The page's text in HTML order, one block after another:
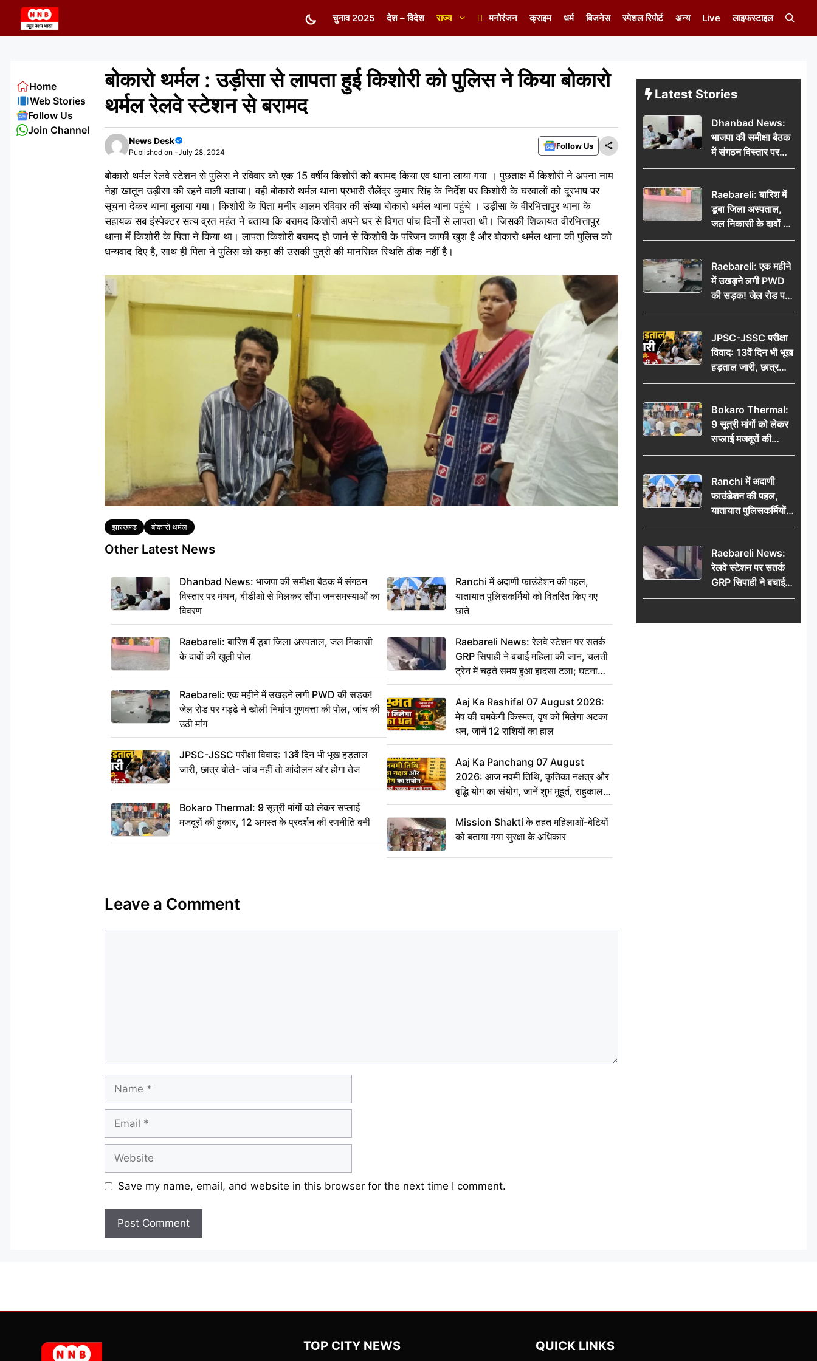
content
चुनाव 2025 देश – विदेश राज्य मनोरंजन क्राइम धर्म बिजनेस स्पेशल रिपोर्ट अन्य Live लाइफस्टाइल
बोकारो थर्मल : उड़ीसा से लापता हुई किशोरी को पुलिस ने किया बोकारो
थर्मल रेलवे स्टेशन से बरामद
News Desk
Published on -July 28, 2024
Follow Us
बोकारो थर्मल रेलवे स्टेशन से पुलिस ने रविवार को एक 15 वर्षीय किशोरी को बरामद किया एव थाना लाया गया । पुछताक्ष में किशोरी ने अपना नाम
नेहा खातून उड़ीसा की रहने वाली बताया। वही बोकारो थर्मल थाना प्रभारी सैलेंद्र कुमार सिंह के निर्देश पर किशोरी के घरवालों को दूरभाष पर
सूचना देकर थाना बुलाया गया। किशोरी के पिता मनीर आलम रविवार की संध्या बोकारो थर्मल थाना पहुंचे । उड़ीसा के वीरभित्तापुर थाना के
सहायक सब इंस्पेक्टर सत्य व्रत महंत ने बताया कि बरामद किशोरी अपने घर से विगत पांच दिनों से लापता थी। जिसकी शिकायत वीरभित्तापुर
थाना में किशोरी के पिता ने किया था। लापता किशोरी बरामद हो जाने से किशोरी के परिजन काफी खुश है और बोकारो थर्मल थाना की पुलिस को
धन्यवाद दिए है, साथ ही पिता ने पुलिस को कहा की उसकी पुत्री की मानसिक स्थिति ठीक नहीं है।
Tags
झारखण्ड बोकारो थर्मल
Other Latest News
Dhanbad News: भाजपा की समीक्षा बैठक में संगठन
विस्तार पर मंथन, बीडीओ से मिलकर सौंपा जनसमस्याओं का
विवरण
Raebareli: बारिश में डूबा जिला अस्पताल, जल निकासी
के दावों की खुली पोल
Raebareli: एक महीने में उखड़ने लगी PWD की सड़क!
जेल रोड पर गड्ढे ने खोली निर्माण गुणवत्ता की पोल, जांच की
उठी मांग
JPSC-JSSC परीक्षा विवाद: 13वें दिन भी भूख हड़ताल
जारी, छात्र बोले- जांच नहीं तो आंदोलन और होगा तेज
Bokaro Thermal: 9 सूत्री मांगों को लेकर सप्लाई
मजदूरों की हुंकार, 12 अगस्त के प्रदर्शन की रणनीति बनी
Ranchi में अदाणी फाउंडेशन की पहल,
यातायात पुलिसकर्मियों को वितरित किए गए
छाते
Raebareli News: रेलवे स्टेशन पर सतर्क
GRP सिपाही ने बचाई महिला की जान, चलती
ट्रेन में चढ़ते समय हुआ हादसा टला; घटना
CCTV में कैद
Aaj Ka Rashifal 07 August 2026:
मेष की चमकेगी किस्मत, वृष को मिलेगा अटका
धन, जानें 12 राशियों का हाल
Aaj Ka Panchang 07 August
2026: आज नवमी तिथि, कृतिका नक्षत्र और
वृद्धि योग का संयोग, जानें शुभ मुहूर्त, राहुकाल
का सही समय
Mission Shakti के तहत महिलाओं-बेटियों
को बताया गया सुरक्षा के अधिकार
Leave a Comment
Save my name, email, and website in this browser for the next time I comment.
Home
Web Stories
Follow Us
Join Channel
Latest Stories
Dhanbad News:
भाजपा की समीक्षा बैठक
में संगठन विस्तार पर
मंथन, बीडीओ से
जनसमस्याओं का विवरण
Raebareli: बारिश में
डूबा जिला अस्पताल,
जल निकासी के दावों की
खुली पोल
Raebareli: एक महीने
में उखड़ने लगी PWD
की सड़क! जेल रोड पर
गड्ढे ने खोली निर्माण
की उठी मांग
JPSC-JSSC परीक्षा
विवाद: 13वें दिन भी भूख
हड़ताल जारी, छात्र
बोले- जांच नहीं तो
Bokaro Thermal:
9 सूत्री मांगों को लेकर
सप्लाई मजदूरों की
हुंकार, 12 अगस्त के
Ranchi में अदाणी
फाउंडेशन की पहल,
यातायात पुलिसकर्मियों
को वितरित किए गए छाते
Raebareli News:
रेलवे स्टेशन पर सतर्क
GRP सिपाही ने बचाई
महिला की जान, चलती
हादसा टला; घटना
TOP CITY NEWS QUICK LINKS